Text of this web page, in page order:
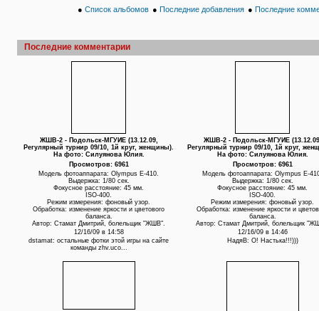
● Список альбомов ● Последние добавления ● Последние
Последние комментарии
ЖШВ-2 - Подольск-МГУИЕ (13.12.09,
Регулярный турнир 09/10, 1й круг, женщины).
На фото: Силуянова Юлия.
Просмотров: 6961
Модель фотоаппарата: Olympus E-410.
Выдержка: 1/80 сек.
Фокусное расстояние: 45 мм.
ISO-400.
Режим измерения: фоновый узор.
Обработка: изменение яркости и цветового
баланса.
Автор: Стамат Дмитрий, болельщик "ЖШВ".
12/16/09 в 14:58
dstamat: остальные фотки этой игры на сайте
команды zhv.uco...
ЖШВ-2 - Подольск-МГУИЕ
Регулярный турнир 09/10, 1й круг,
На фото: Силуянова Юлия.
Просмотров: 6961
Модель фотоаппарата: Olympus E-
Выдержка: 1/80 сек.
Фокусное расстояние: 45 мм.
ISO-400.
Режим измерения: фоновый узор.
Обработка: изменение яркости и
баланса.
Автор: Стамат Дмитрий, болельщик
12/16/09 в 14:46
НадяВ: О! Настька!!!)))